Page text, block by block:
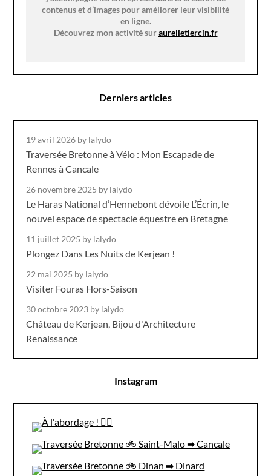
contenus et d’images pour améliorer leur visibilité
en ligne.
Découvrez mon activité suraurelietiercin.fr
Derniers articles
19 avril 2026 by lalydo
Traversée Bretonne à Vélo : Mon Escapade de
Rennes à Cancale
26 novembre 2025 by lalydo
Le Haras National d’Hennebont dévoile L’Écrin, le
nouvel espace de spectacle équestre en Bretagne
11 juillet 2025 by lalydo
Plongez Dans Les Nuits de Kerjean !
22 mai 2025 by lalydo
Visiter Fouras Hors-Saison
30 octobre 2023 by lalydo
Château de Kerjean, Bijou d'Architecture
Renaissance
Instagram